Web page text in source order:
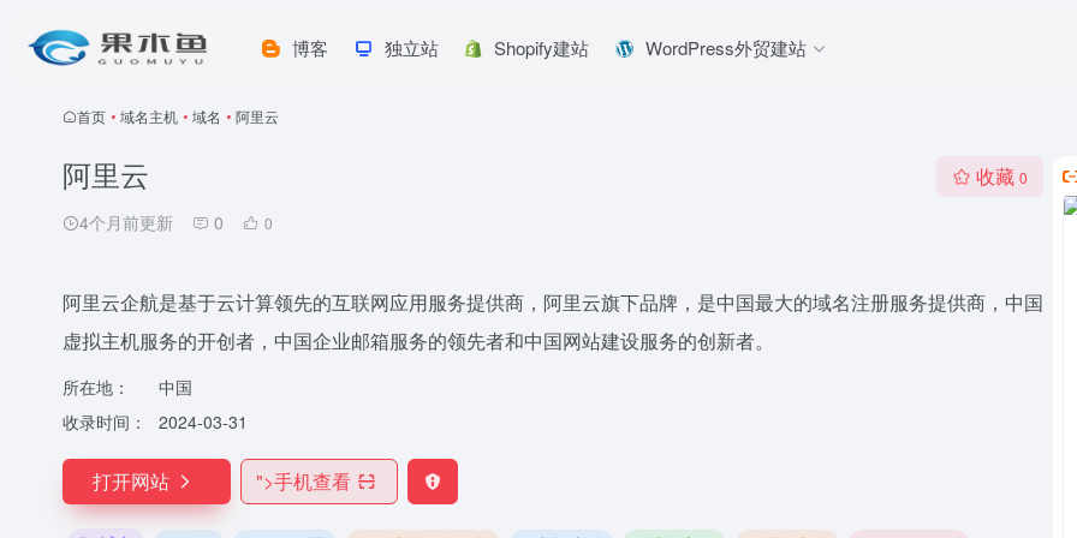
博客 独立站 Shopify建站 WordPress外贸建站
首页 • 域名主机 • 域名 • 阿里云
阿里云
4个月前更新 0 0
收藏 0
阿里云企航是基于云计算领先的互联网应用服务提供商，阿里云旗下品牌，是中国最大的域名注册服务提供商，中国
虚拟主机服务的开创者，中国企业邮箱服务的领先者和中国网站建设服务的创新者。
所在地：
中国
收录时间：
2024-03-31
打开网站 ">手机查看